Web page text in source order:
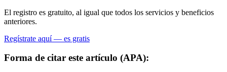
El registro es gratuito, al igual que todos los servicios y beneficios
anteriores.
Regístrate aquí — es gratis
Forma de citar este artículo (APA):